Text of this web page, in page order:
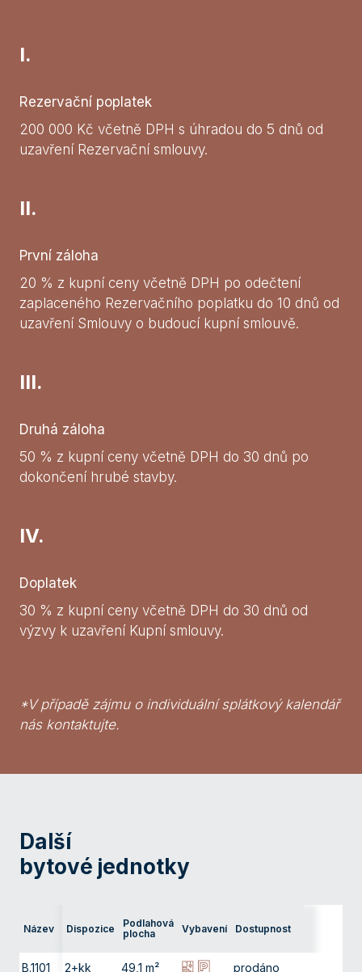
I.
Rezervační poplatek
200 000 Kč včetně DPH s úhradou do 5 dnů od
uzavření Rezervační smlouvy.
II.
První záloha
20 % z kupní ceny včetně DPH po odečtení
zaplaceného Rezervačního poplatku do 10 dnů od
uzavření Smlouvy o budoucí kupní smlouvě.
III.
Druhá záloha
50 % z kupní ceny včetně DPH do 30 dnů po
dokončení hrubé stavby.
IV.
Doplatek
30 % z kupní ceny včetně DPH do 30 dnů od
výzvy k uzavření Kupní smlouvy.
*V případě zájmu o individuální splátkový kalendář
nás kontaktujte.
Další
bytové jednotky
Název Dispozice
Podlahová
plocha
Vybavení Dostupnost
B.1101 2+kk 49,1 m² prodáno